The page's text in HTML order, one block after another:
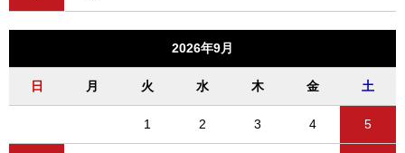
2026年9月
日 月 火 水 木 金 土
1 2 3 4 5